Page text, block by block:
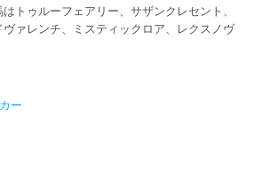
トゥルーフェアリー、サザンクレセント、
ァレンチ、ミスティックロア、レクスノヴ
ー